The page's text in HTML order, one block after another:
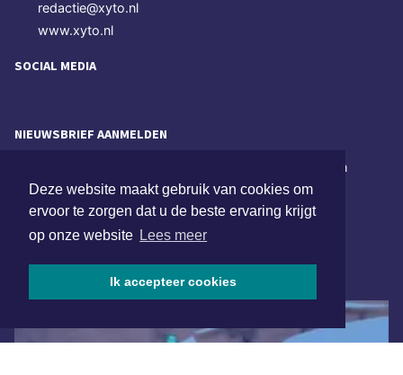
Deze website maakt gebruik van cookies om
ervoor te zorgen dat u de beste ervaring krijgt
op onze website Lees meer
Ik accepteer cookies
redactie@xyto.nl
www.xyto.nl
SOCIAL MEDIA
NIEUWSBRIEF AANMELDEN
Schrijf je in voor onze nieuwsbrief en krijg wekelijks een
samenvatting van alle gebeurtenissen uit jouw regio.
ONLINE DAGBLADEN